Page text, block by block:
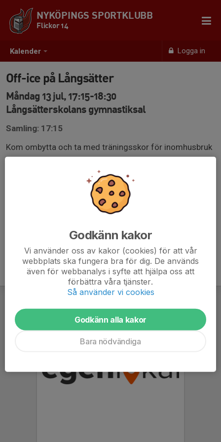
Kalender Logga in
NYKÖPINGS SPORTKLUBB
Flickor 14
Off-ice på Långsätter
Måndag 13 jul, 17:15-18:30
Långsätterskolans gymnastiksal
Samling: 17:15
Kom ombytta och ta med träningsskor för inomhusbruk
Godkänn kakor
Vi använder oss av kakor (cookies) för att vår
webbplats ska fungera bra för dig. De används
även för webbanalys i syfte att hjälpa oss att
förbättra våra tjänster.
Så använder vi cookies
Godkänn alla kakor
Bara nödvändiga